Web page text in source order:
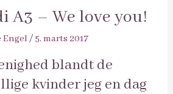
A3 – We love you!
Engel /5. marts 2017
blandt de
kvinder jeg en dag